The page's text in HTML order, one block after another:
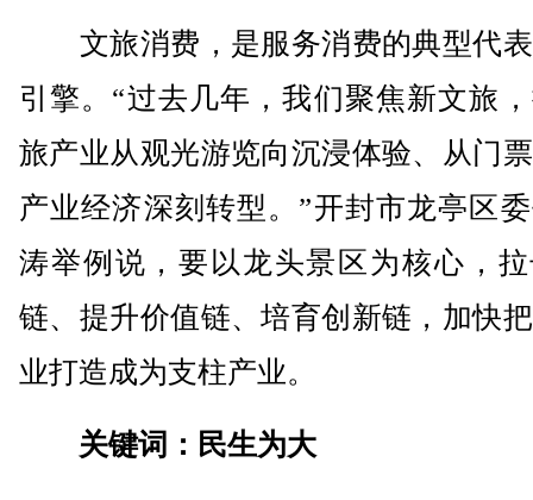
文旅消费，是服务消费的典型代
引擎。“过去几年，我们聚焦新文旅
旅产业从观光游览向沉浸体验、从门
产业经济深刻转型。”开封市龙亭区
涛举例说，要以龙头景区为核心，
链、提升价值链、培育创新链，加快
业打造成为支柱产业。
关键词：民生为大